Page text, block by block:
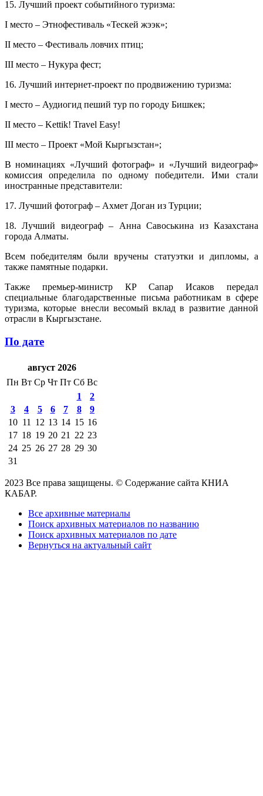
15. Лучший проект событийного туризма:
I место – Этнофестиваль «Тескей жээк»;
II место – Фестиваль ловчих птиц;
III место – Нукура фест;
16. Лучший интернет-проект по продвижению туризма:
I место – Аудиогид пеший тур по городу Бишкек;
II место – Kettik! Travel Easy!
III место – Проект «Мой Кыргызстан»;
В номинациях «Лучший фотограф» и «Лучший видеограф»
комиссия определила по одному победители. Ими стали
иностранные представители:
17. Лучший фотограф – Ахмет Доган из Турции;
18. Лучший видеограф – Анна Савоськина из Казахстана
города Алматы.
Всем победителям были вручены статуэтки и дипломы, а
также памятные подарки.
Также премьер-министр КР Сапар Исаков передал
специальные благодарственные письма работникам в сфере
туризма, которые внесли весомый вклад в развитие данной
отрасли в Кыргызстане.
По дате
август 2026
Пн Вт Ср Чт Пт Сб Вс
1
2
3
4 5 6 7 8
9
10 11 12 13 14 15 16
17 18 19 20 21 22 23
24 25 26 27 28 29 30
31
2023 Все права защищены. © Содержание сайта КНИА
КАБАР.
Все архивные материалы
Поиск архивных материалов по названию
Поиск архивных материалов по дате
Вернуться на актуальный сайт